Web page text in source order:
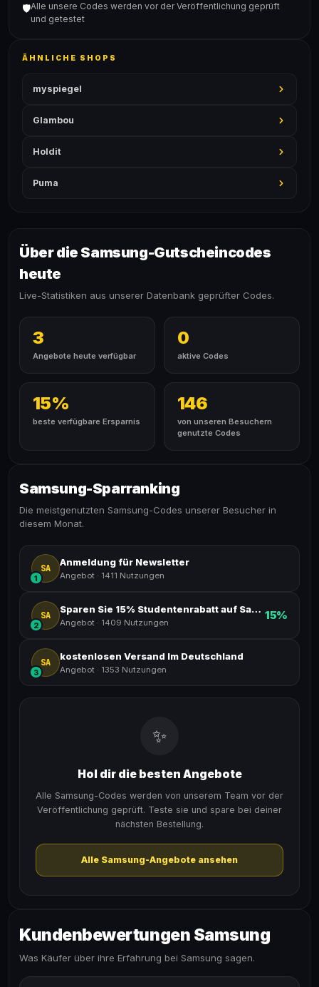
🛡️Alle unsere Codes werden vor der Veröffentlichung geprüft
und getestet
ÄHNLICHE SHOPS
myspiegel
Glambou
Holdit
Puma
Über die Samsung-Gutscheincodes
heute
Live-Statistiken aus unserer Datenbank geprüfter Codes.
3
Angebote heute verfügbar
0
aktive Codes
15%
beste verfügbare Ersparnis
146
von unseren Besuchern
genutzte Codes
Samsung-Sparranking
Die meistgenutzten Samsung-Codes unserer Besucher in
diesem Monat.
SA
1
Anmeldung für Newsletter
Angebot · 1411 Nutzungen
SA
2
Sparen Sie 15% Studentenrabatt auf Samsung Mobile
Angebot · 1409 Nutzungen
15%
SA
3
kostenlosen Versand Im Deutschland
Angebot · 1353 Nutzungen
✨
Hol dir die besten Angebote
Alle Samsung-Codes werden von unserem Team vor der
Veröffentlichung geprüft. Teste sie und spare bei deiner
nächsten Bestellung.
Alle Samsung-Angebote ansehen
Kundenbewertungen Samsung
Was Käufer über ihre Erfahrung bei Samsung sagen.